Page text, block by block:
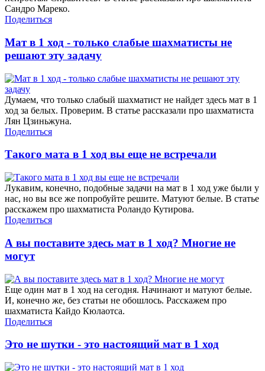
Сандро Мареко.
Поделиться
Мат в 1 ход - только слабые шахматисты не
решают эту задачу
Думаем, что только слабый шахматист не найдет здесь мат в 1
ход за белых. Проверим. В статье рассказали про шахматиста
Лян Цзиньжуна.
Поделиться
Такого мата в 1 ход вы еще не встречали
Лукавим, конечно, подобные задачи на мат в 1 ход уже были у
нас, но вы все же попробуйте решите. Матуют белые. В статье
расскажем про шахматиста Роландо Кутирова.
Поделиться
А вы поставите здесь мат в 1 ход? Многие не
могут
Еще один мат в 1 ход на сегодня. Начинают и матуют белые.
И, конечно же, без статьи не обошлось. Расскажем про
шахматиста Кайдо Кюлаотса.
Поделиться
Это не шутки - это настоящий мат в 1 ход